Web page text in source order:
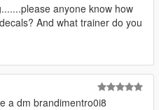
anyone know how
And what trainer do you
a dm brandimentro0i8